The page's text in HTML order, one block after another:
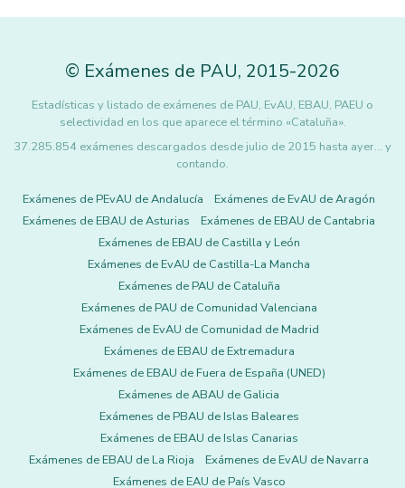
© Exámenes de PAU, 2015-2026
Estadísticas y listado de exámenes de PAU, EvAU, EBAU, PAEU o
selectividad en los que aparece el término «Cataluña».
37.285.854 exámenes descargados desde julio de 2015 hasta ayer... y
contando.
Exámenes de PEvAU de Andalucía
Exámenes de EvAU de Aragón
Exámenes de EBAU de Asturias
Exámenes de EBAU de Cantabria
Exámenes de EBAU de Castilla y León
Exámenes de EvAU de Castilla-La Mancha
Exámenes de PAU de Cataluña
Exámenes de PAU de Comunidad Valenciana
Exámenes de EvAU de Comunidad de Madrid
Exámenes de EBAU de Extremadura
Exámenes de EBAU de Fuera de España (UNED)
Exámenes de ABAU de Galicia
Exámenes de PBAU de Islas Baleares
Exámenes de EBAU de Islas Canarias
Exámenes de EBAU de La Rioja
Exámenes de EvAU de Navarra
Exámenes de EAU de País Vasco